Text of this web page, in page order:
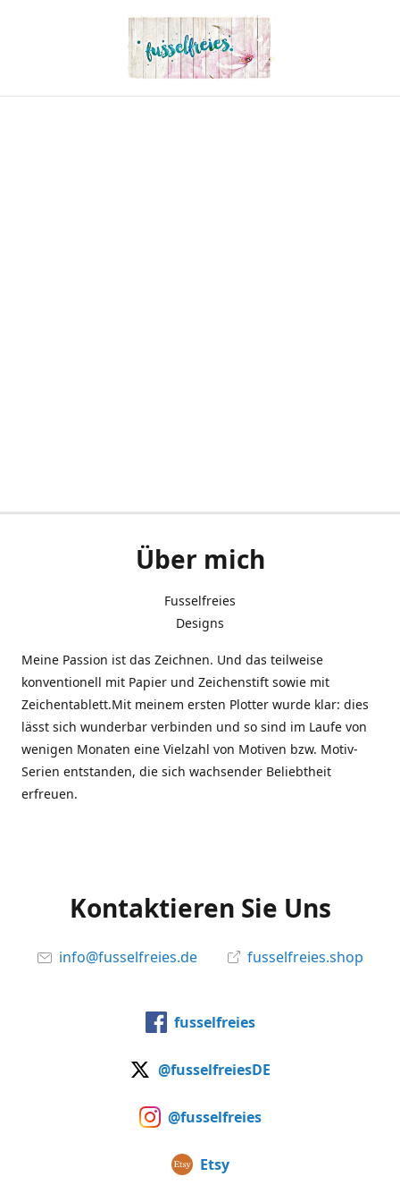
Über mich
Fusselfreies
Designs
Meine Passion ist das Zeichnen. Und das teilweise
konventionell mit Papier und Zeichenstift sowie mit
Zeichentablett.Mit meinem ersten Plotter wurde klar: dies
lässt sich wunderbar verbinden und so sind im Laufe von
wenigen Monaten eine Vielzahl von Motiven bzw. Motiv-
Serien entstanden, die sich wachsender Beliebtheit
erfreuen.
Kontaktieren Sie Uns
info@fusselfreies.de fusselfreies.shop
fusselfreies
@fusselfreiesDE
@fusselfreies
Etsy